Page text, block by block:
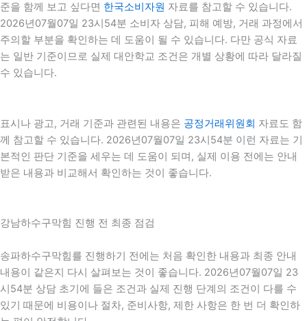
준을 함께 보고 싶다면 한국소비자원 자료를 참고할 수 있습니다.
2026년07월07일 23시54분 소비자 상담, 피해 예방, 거래 과정에서
주의할 부분을 확인하는 데 도움이 될 수 있습니다. 다만 공식 자료
는 일반 기준이므로 실제 대안학교 조건은 개별 상황에 따라 달라질
수 있습니다.
표시나 광고, 거래 기준과 관련된 내용은 공정거래위원회 자료도 함
께 참고할 수 있습니다. 2026년07월07일 23시54분 이런 자료는 기
본적인 판단 기준을 세우는 데 도움이 되며, 실제 이용 전에는 안내
받은 내용과 비교해서 확인하는 것이 좋습니다.
강남하수구막힘 진행 전 최종 점검
송파하수구막힘를 진행하기 전에는 처음 확인한 내용과 최종 안내
내용이 같은지 다시 살펴보는 것이 좋습니다. 2026년07월07일 23
시54분 상담 초기에 들은 조건과 실제 진행 단계의 조건이 다를 수
있기 때문에 비용이나 절차, 준비사항, 제한 사항은 한 번 더 확인하